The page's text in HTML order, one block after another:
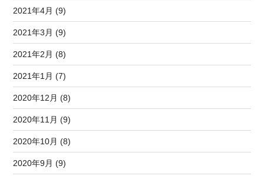
2021年4月 (9)
2021年3月 (9)
2021年2月 (8)
2021年1月 (7)
2020年12月 (8)
2020年11月 (9)
2020年10月 (8)
2020年9月 (9)